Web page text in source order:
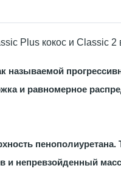
Plus кокос и Classic 2
называемой
и равномерное
пенополиуретана.
и непревзойденный